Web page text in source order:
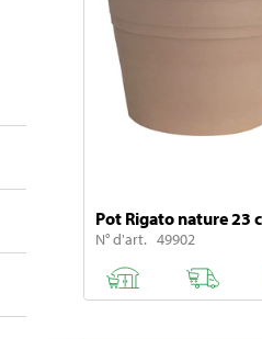
Pot Rigato nature 23
N° d'art. 49902